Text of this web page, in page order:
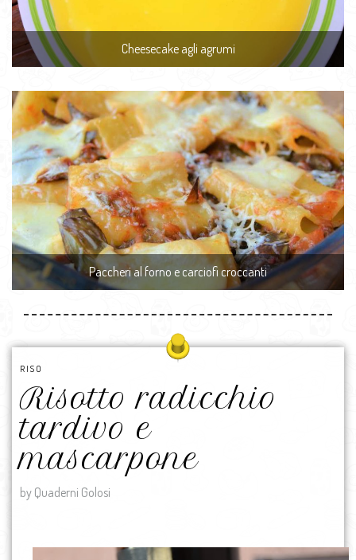
Cheesecake agli agrumi
Paccheri al forno e carciofi croccanti
RISO
Risotto radicchio
tardivo e
mascarpone
by Quaderni Golosi